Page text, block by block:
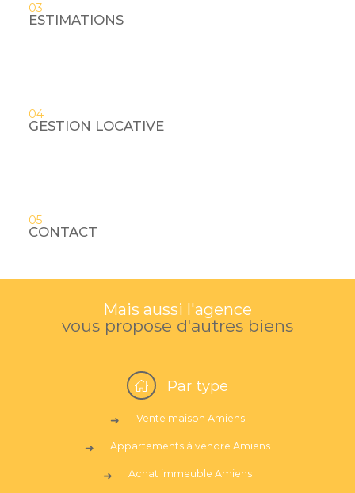
03
ESTIMATIONS
04
GESTION LOCATIVE
05
CONTACT
Mais aussi l'agence
vous propose d'autres biens
Par type
Vente maison Amiens
Appartements à vendre Amiens
Achat immeuble Amiens